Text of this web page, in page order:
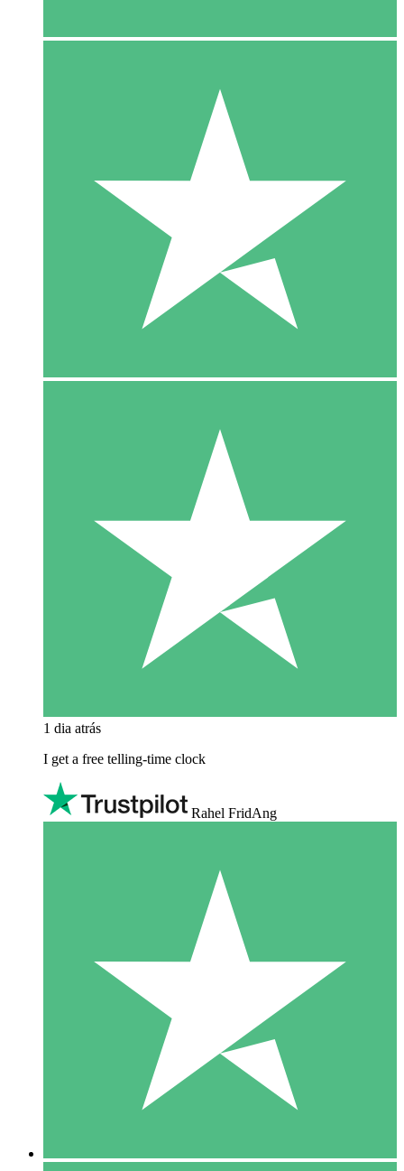
1 dia atrás
I get a free telling-time clock
Rahel FridAng